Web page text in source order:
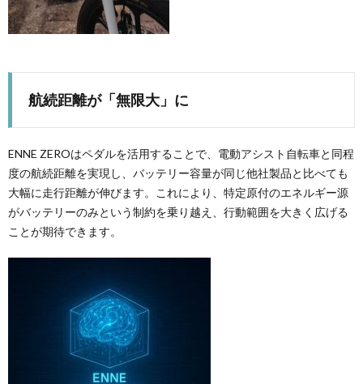
航続距離が「無限大」に
ENNE ZEROはペダルを活用することで、電動アシスト自転車と同程
度の航続距離を実現し、バッテリー容量が同じ他社製品と比べても
大幅に走行距離が伸びます。これにより、特定原付のエネルギー源
がバッテリーのみという制約を乗り越え、行動範囲を大きく広げる
ことが期待できます。